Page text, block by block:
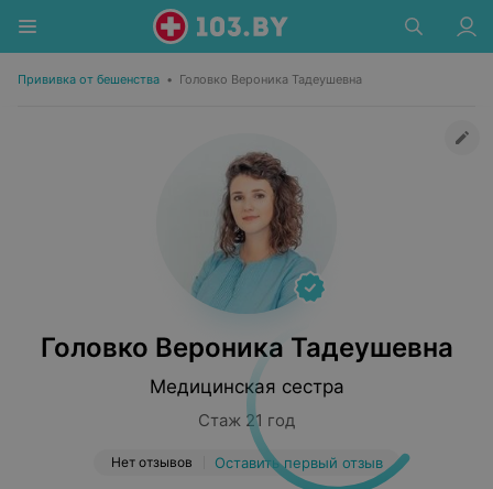
Прививка от бешенства • Головко Вероника Тадеушевна
Головко Вероника Тадеушевна
Медицинская сестра
Стаж 21 год
Нет отзывов Оставить первый отзыв